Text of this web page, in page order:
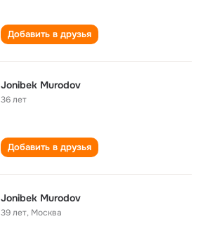
Добавить в друзья
Jonibek Murodov
36 лет
Добавить в друзья
Jonibek Murodov
39 лет, Москва